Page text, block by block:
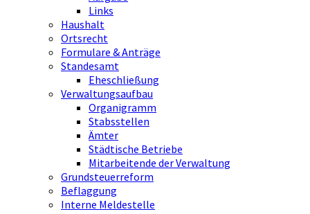
Links
Haushalt
Ortsrecht
Formulare & Anträge
Standesamt
Eheschließung
Verwaltungsaufbau
Organigramm
Stabsstellen
Ämter
Städtische Betriebe
Mitarbeitende der Verwaltung
Grundsteuerreform
Beflaggung
Interne Meldestelle